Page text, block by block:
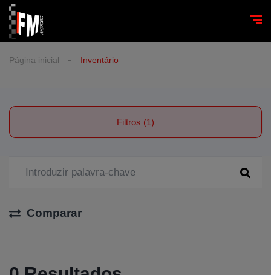
Página inicial Inventário
Filtros (1)
Comparar